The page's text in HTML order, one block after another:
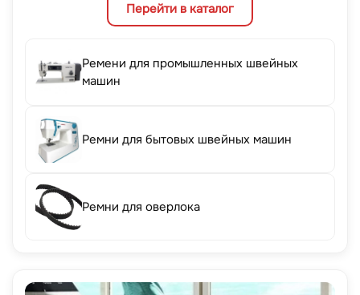
Перейти в каталог
Ремени для промышленных швейных
машин
Ремни для бытовых швейных машин
Ремни для оверлока